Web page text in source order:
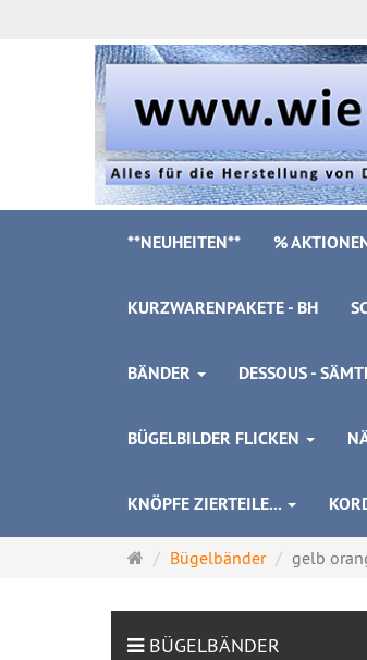
**NEUHEITEN** %
KURZWARENPAKETE - BH
BÄNDER DESSOUS -
BÜGELBILDER FLICKEN
KNÖPFE ZIERTEILE...
Startseite
Bügelbänder gelb
BÜGELBÄNDER